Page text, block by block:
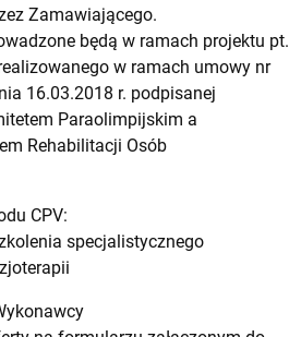
Zamawiającego.
będą w ramach projektu pt.
w ramach umowy nr
16.03.2018 r. podpisanej
Paraolimpijskim a
Rehabilitacji Osób
CPV:
specjalistycznego